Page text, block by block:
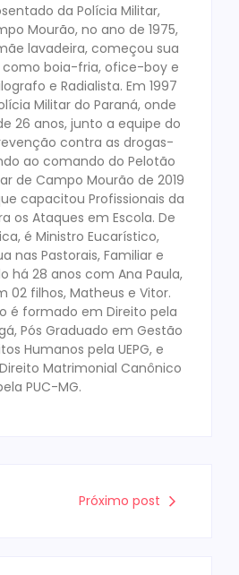
da Polícia Militar,
Mourão, no ano de 1975,
lavadeira, começou sua
como boia-fria, ofice-boy e
e Radialista. Em 1997
Militar do Paraná, onde
26 anos, junto a equipe do
contra as drogas-
ao comando do Pelotão
de Campo Mourão de 2019
capacitou Profissionais da
os Ataques em Escola. De
é Ministro Eucarístico,
nas Pastorais, Familiar e
há 28 anos com Ana Paula,
02 filhos, Matheus e Vitor.
é formado em Direito pela
Pós Graduado em Gestão
Humanos pela UEPG, e
Matrimonial Canônico
PUC-MG.
Próximo post